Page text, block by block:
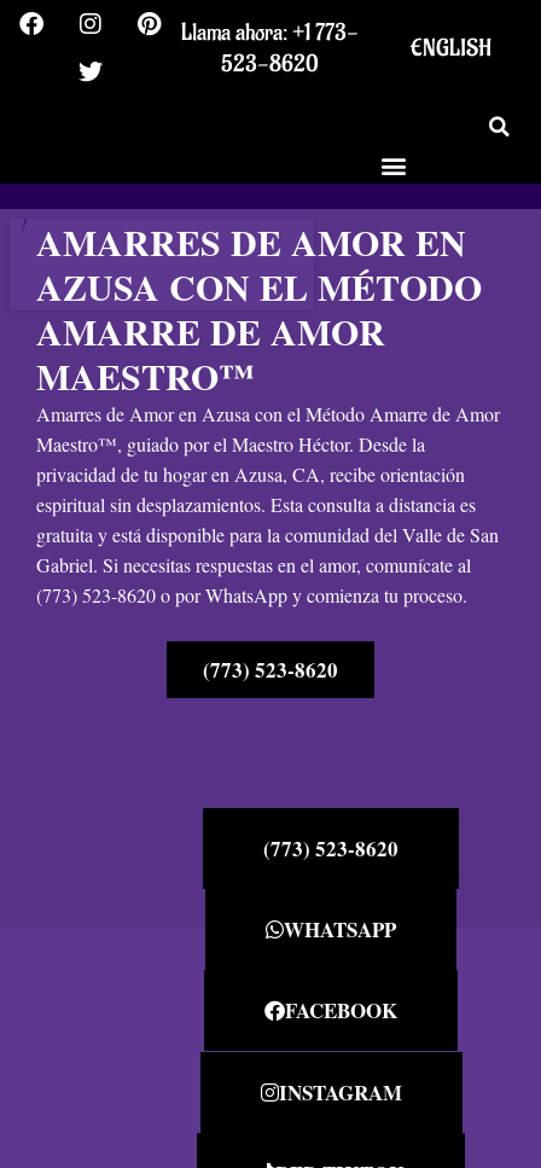
contenido
F
a
k
I
n
s
t
a
m
P
i
s
t
T
w
i
t
Llama ahora: +1 773-
523-8620
ENGLISH
AMARRES DE AMOR EN
AZUSA CON EL MÉTODO
AMARRE DE AMOR
MAESTRO™
Amarres de Amor en Azusa con el Método Amarre de Amor
Maestro™, guiado por el Maestro Héctor. Desde la
privacidad de tu hogar en Azusa, CA, recibe orientación
espiritual sin desplazamientos. Esta consulta a distancia es
gratuita y está disponible para la comunidad del Valle de San
Gabriel. Si necesitas respuestas en el amor, comunícate al
(773) 523-8620 o por WhatsApp y comienza tu proceso.
(773) 523-8620
(773) 523-8620
WHATSAPP
FACEBOOK
INSTAGRAM